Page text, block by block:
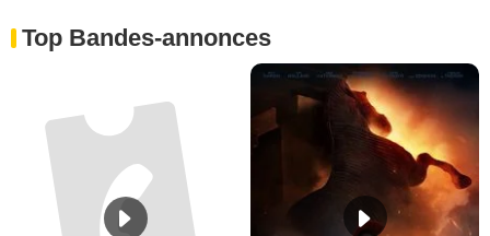
Top Bandes-annonces